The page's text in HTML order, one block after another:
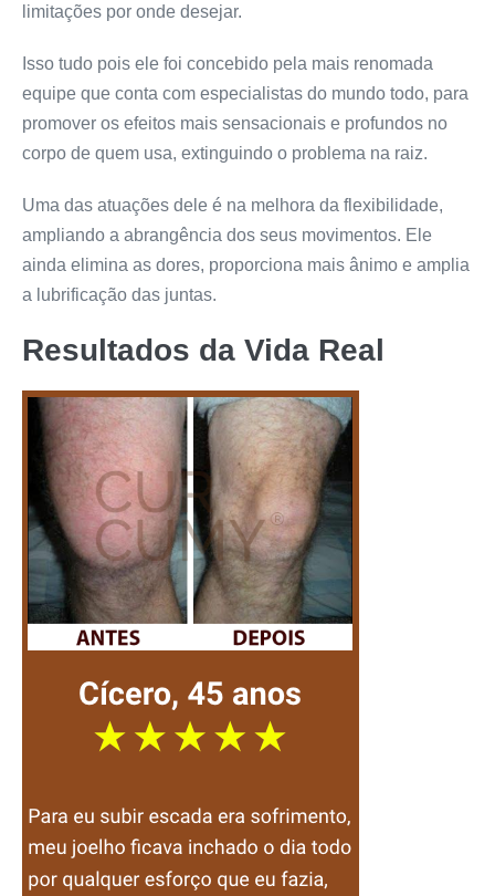
limitações por onde desejar.
Isso tudo pois ele foi concebido pela mais renomada
equipe que conta com especialistas do mundo todo, para
promover os efeitos mais sensacionais e profundos no
corpo de quem usa, extinguindo o problema na raiz.
Uma das atuações dele é na melhora da flexibilidade,
ampliando a abrangência dos seus movimentos. Ele
ainda elimina as dores, proporciona mais ânimo e amplia
a lubrificação das juntas.
Resultados da Vida Real